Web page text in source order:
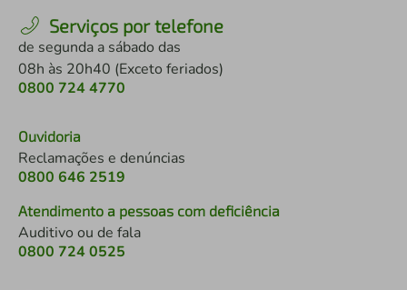
Serviços por telefone
de segunda a sábado das
08h às 20h40 (Exceto feriados)
0800 724 4770
Ouvidoria
Reclamações e denúncias
0800 646 2519
Atendimento a pessoas com deficiência
Auditivo ou de fala
0800 724 0525